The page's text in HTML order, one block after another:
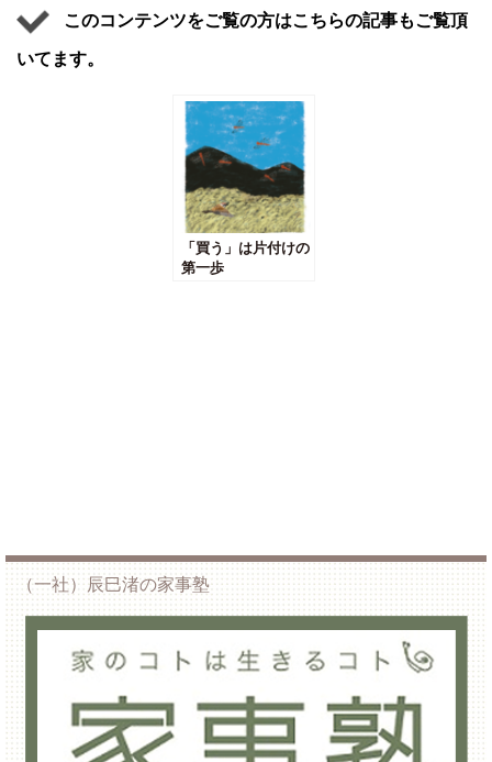
このコンテンツをご覧の方はこちらの記事もご覧頂
いてます。
「買う」は片付けの
第一歩
（一社）辰巳渚の家事塾